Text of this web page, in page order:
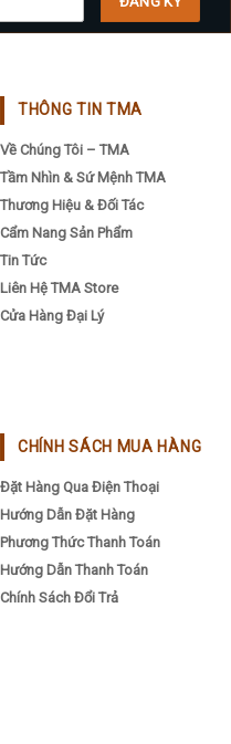
THÔNG TIN TMA
Về Chúng Tôi – TMA
Tầm Nhìn & Sứ Mệnh TMA
Thương Hiệu & Đối Tác
Cẩm Nang Sản Phẩm
Tin Tức
Liên Hệ TMA Store
Cửa Hàng Đại Lý
CHÍNH SÁCH MUA HÀNG
Đặt Hàng Qua Điện Thoại
Hướng Dẫn Đặt Hàng
Phương Thức Thanh Toán
Hướng Dẫn Thanh Toán
Chính Sách Đổi Trả